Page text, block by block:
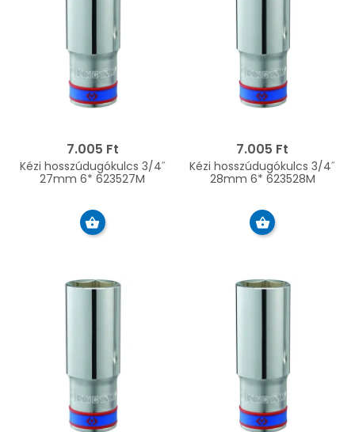
7.005 Ft
Kézi hosszúdugókulcs 3/4˝
27mm 6* 623527M
7.005 Ft
Kézi hosszúdugókulcs 3/4˝
28mm 6* 623528M